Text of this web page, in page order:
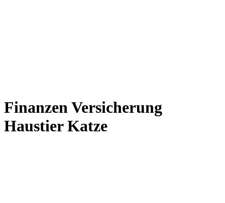
Finanzen Versicherung
Haustier Katze